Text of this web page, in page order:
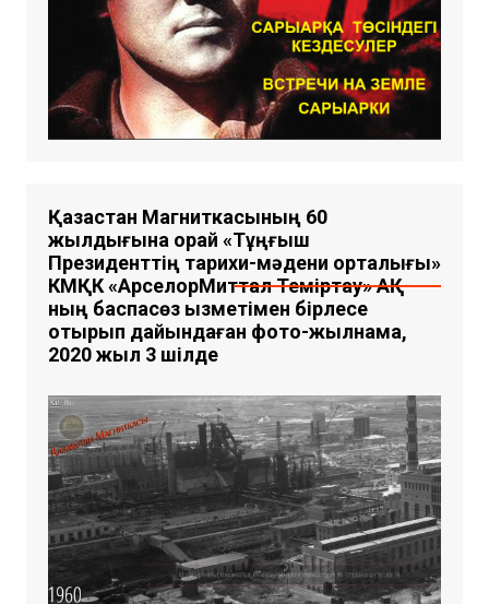
Қазақстан Магниткасының 60
жылдығына орай «Тұңғыш
Президенттің тарихи-мәдени орталығы»
КМҚК «АрселорМиттал Теміртау» АҚ-
ның баспасөз қызметімен бірлесе
отырып дайындаған фото-жылнама,
2020 жыл 3 шілде